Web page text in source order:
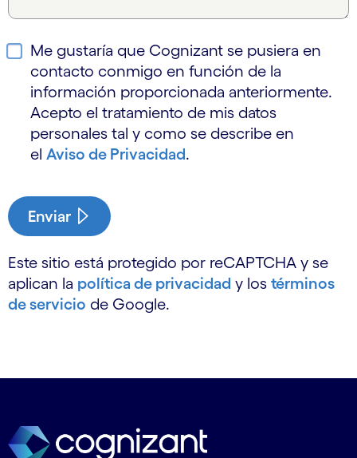
Me gustaría que Cognizant se pusiera en
contacto conmigo en función de la
información proporcionada anteriormente.
Acepto el tratamiento de mis datos
personales tal y como se describe en
el Aviso de Privacidad.
Enviar
Este sitio está protegido por reCAPTCHA y se
aplican la política de privacidad y los términos
de servicio de Google.